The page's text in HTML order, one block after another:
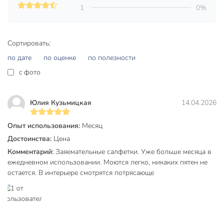
Артикул производителя
Габариты упаковки
Сортировать:
по дате
по оценке
по полезности
c фото
Юлия Кузьмицкая 14.04.2026
Опыт использования: Месяц
Достоинства: Цена
Комментарий: Заяемательные салфетки. Уже больше месяца в
ежедневном использовании. Моются легко, никаких пятен не
остается. В интерьере смотрятся потрясающе
1
0%